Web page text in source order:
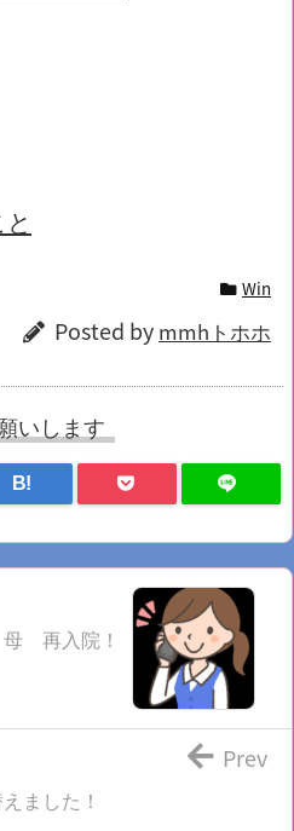
Win
Posted by mmhトホホ
いします
B!
母 再入院！
ました！
Prev